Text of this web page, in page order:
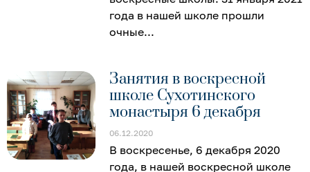
года в нашей школе прошли
очные
Занятия в воскресной
школе Сухотинского
монастыря 6 декабря
06.12.2020
В воскресенье, 6 декабря 2020
года, в нашей воскресной школе